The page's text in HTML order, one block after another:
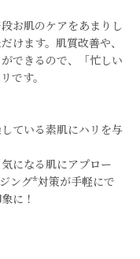
お肌のケアをあまりし
けます。肌質改善や、
できるので、「忙しい
です。
ている素肌にハリを与
になる肌にアプロー
ング*対策が手軽にで
に！